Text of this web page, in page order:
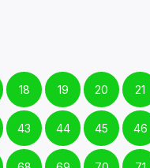
18 19 20 21
43 44 45 46